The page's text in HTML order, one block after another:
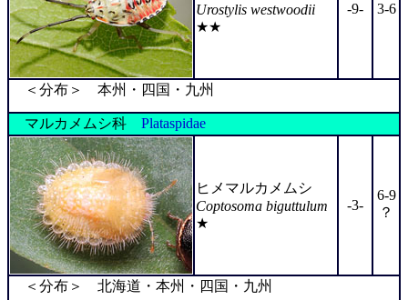
Urostylis westwoodii
★★
-9- 3-6
＜分布＞ 本州・四国・九州
マルカメムシ科 Plataspidae
ヒメマルカメムシ
Coptosoma biguttulum
★
-3-
6-9
？
＜分布＞ 北海道・本州・四国・九州